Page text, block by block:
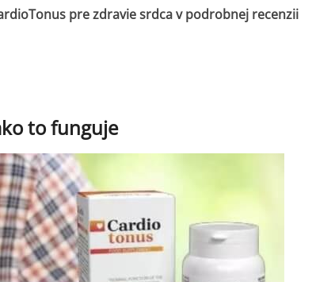
pre zdravie srdca v podrobnej recenzii
to funguje